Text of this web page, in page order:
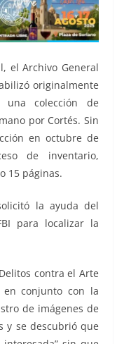
el Archivo General
originalmente
una colección de
por Cortés. Sin
en octubre de
de inventario,
15 páginas.
la ayuda del
para localizar la
contra el Arte
conjunto con la
de imágenes de
y se descubrió que